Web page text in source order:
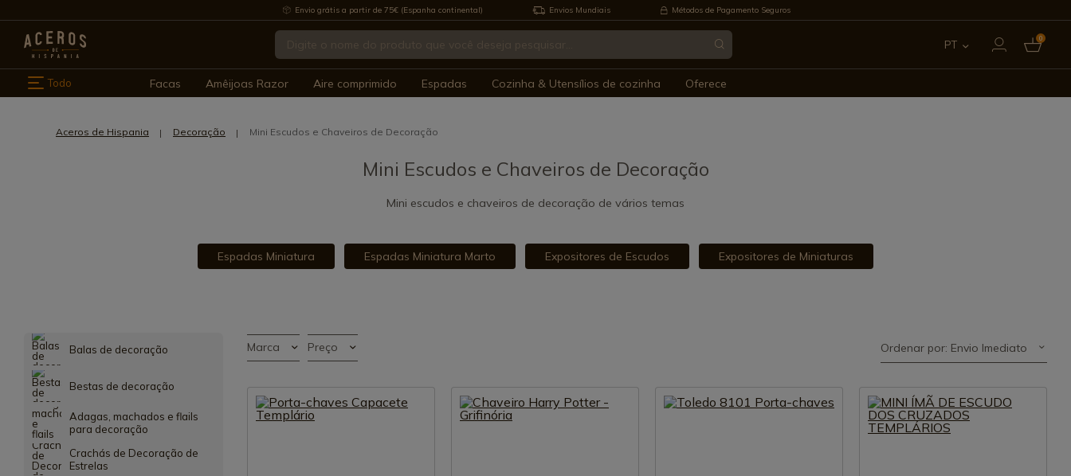
Envio grátis a partir de 75€ (Espanha continental) Envios Mundiais Métodos de Pagamento Seguros
PT 0
Todo Facas Amêijoas Razor Aire comprimido Espadas Cozinha & Utensílios de cozinha Oferece
Aceros de Hispania Decoração Mini Escudos e Chaveiros de Decoração
Mini Escudos e Chaveiros de Decoração
Mini escudos e chaveiros de decoração de vários temas
Espadas Miniatura Espadas Miniatura Marto Expositores de Escudos Expositores de Miniaturas
Balas de decoração
Bestas de decoração
Adagas, machados e flails
para decoração
Crachás de Decoração de
Estrelas
Marca Preço Ordenar por: Envio Imediato